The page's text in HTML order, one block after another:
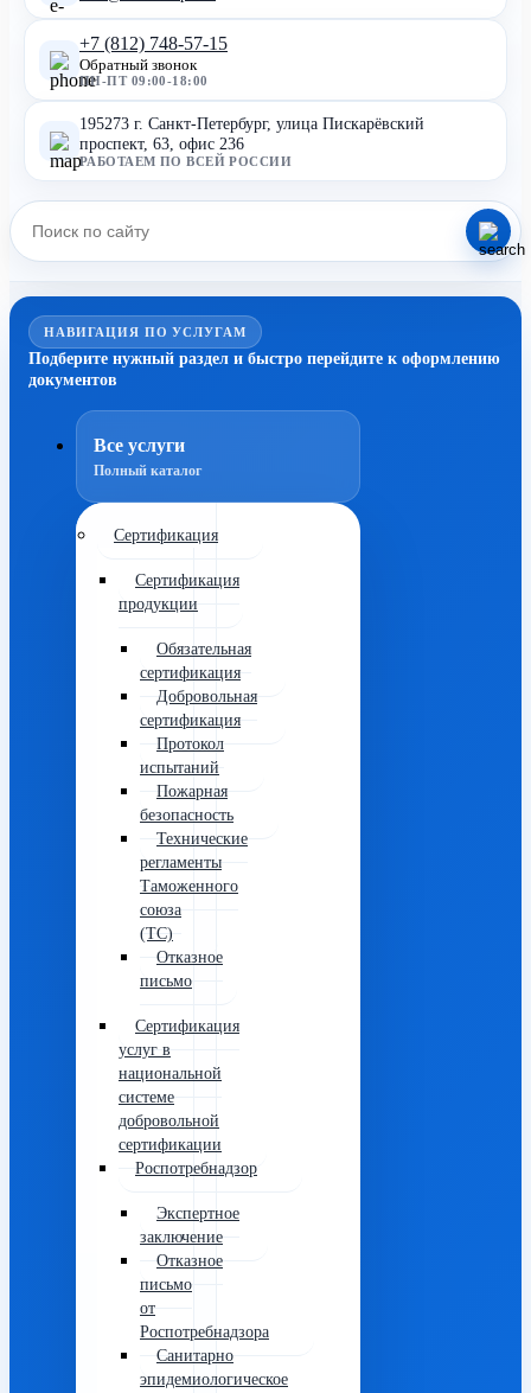
+7 (812) 748-57-15
Обратный звонок
ПН-ПТ 09:00-18:00
195273 г. Санкт-Петербург, улица Пискарёвский
проспект, 63, офис 236
РАБОТАЕМ ПО ВСЕЙ РОССИИ
НАВИГАЦИЯ ПО УСЛУГАМ
Подберите нужный раздел и быстро перейдите к оформлению
документов
Все услуги
Полный каталог
Сертификация
Сертификация
продукции
Обязательная
сертификация
Добровольная
сертификация
Протокол
испытаний
Пожарная
безопасность
Технические
регламенты
Таможенного
союза
(ТС)
Отказное
письмо
Сертификация
услуг в
национальной
системе
добровольной
сертификации
Роспотребнадзор
Экспертное
заключение
Отказное
письмо
от
Роспотребнадзора
Санитарно
эпидемиологическое